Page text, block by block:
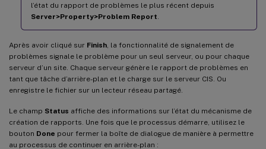
l’état du rapport de problèmes le plus récent depuis
Server>Property>Problem Report
Après avoir cliqué sur Finish , la fonctionnalité de signalement de
problèmes signale le problème pour un seul serveur, ou pour chaque
serveur d’un site. Chaque serveur génère le rapport de problèmes en
tant que tâche d’arrière-plan et le charge sur le serveur CIS. Ou
enregistre le fichier sur un lecteur réseau partagé.
Le champ Status affiche des informations sur l’état du mécanisme de
création de rapports. Une fois que le processus démarre, utilisez le
bouton Done pour fermer la boîte de dialogue de manière à permettre
au processus de continuer en arrière-plan :